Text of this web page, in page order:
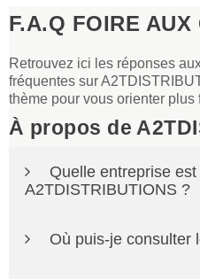
F.A.Q FOIRE AUX
Retrouvez ici les réponses
fréquentes sur
thème pour vous orienter plus
À propos de
Quelle entreprise
A2TDISTRIBUTIONS ?
portes, portes de garage,
Où puis-je consulter